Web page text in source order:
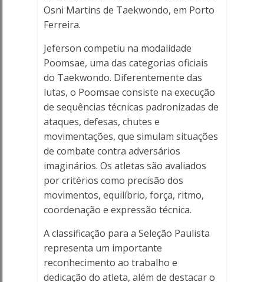
Osni Martins de Taekwondo, em Porto
Ferreira.
Jeferson competiu na modalidade
Poomsae, uma das categorias oficiais
do Taekwondo. Diferentemente das
lutas, o Poomsae consiste na execução
de sequências técnicas padronizadas de
ataques, defesas, chutes e
movimentações, que simulam situações
de combate contra adversários
imaginários. Os atletas são avaliados
por critérios como precisão dos
movimentos, equilíbrio, força, ritmo,
coordenação e expressão técnica.
A classificação para a Seleção Paulista
representa um importante
reconhecimento ao trabalho e
dedicação do atleta, além de destacar o